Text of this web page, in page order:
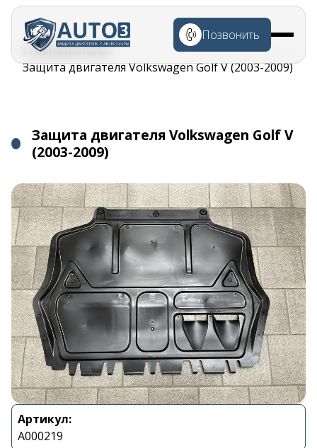
Перейти к
основному
содержанию
Позвонить
Строка
навигации
ГлавнаяКаталог
Защита двигателя Volkswagen Golf V (2003-2009)
Защита двигателя Volkswagen Golf V
(2003-2009)
Артикул:
A000219